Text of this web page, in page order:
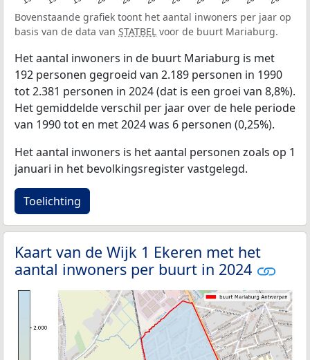
Bovenstaande grafiek toont het aantal inwoners per jaar op
basis van de data van STATBEL voor de buurt Mariaburg.
Het aantal inwoners in de buurt Mariaburg is met
192 personen gegroeid van 2.189 personen in 1990
tot 2.381 personen in 2024 (dat is een groei van 8,8%).
Het gemiddelde verschil per jaar over de hele periode
van 1990 tot en met 2024 was 6 personen (0,25%).
Het aantal inwoners is het aantal personen zoals op 1
januari in het bevolkingsregister vastgelegd.
Toelichting
Kaart van de Wijk 1 Ekeren met het
aantal inwoners per buurt in 2024